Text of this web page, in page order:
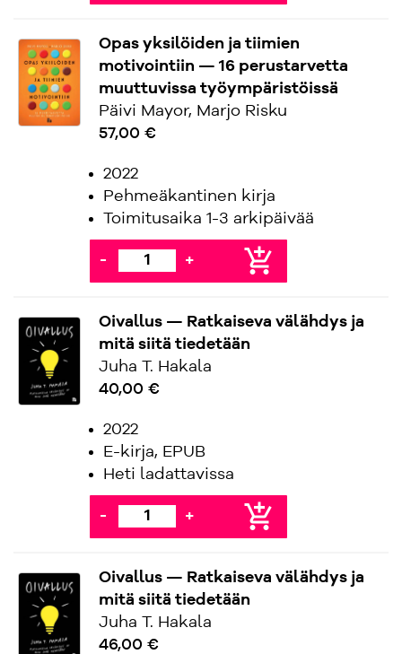
Opas yksilöiden ja tiimien
motivointiin — 16 perustarvetta
muuttuvissa työympäristöissä
Päivi Mayor, Marjo Risku
57,00 €
2022
Pehmeäkantinen kirja
Toimitusaika 1-3 arkipäivää
- + add_shopping_cart
Oivallus — Ratkaiseva välähdys ja
mitä siitä tiedetään
Juha T. Hakala
40,00 €
2022
E-kirja, EPUB
Heti ladattavissa
- + add_shopping_cart
Oivallus — Ratkaiseva välähdys ja
mitä siitä tiedetään
Juha T. Hakala
46,00 €